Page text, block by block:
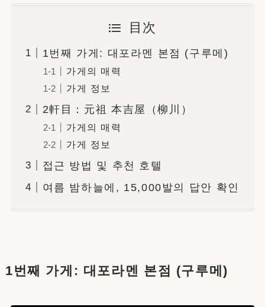
目次
1번째 가게: 대포라멘 본점 (구루메)
가게의 매력
가게 정보
2軒目：元祖 本吉屋（柳川）
가게의 매력
가게 정보
접근 방법 및 추천 호텔
여름 밤하늘에, 15,000발의 답안 확인
1번째 가게: 대포라멘 본점 (구루메)